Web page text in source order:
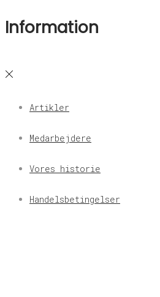
Information
Artikler
Medarbejdere
Vores historie
Handelsbetingelser